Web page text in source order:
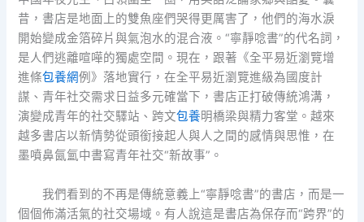
昔，書店是地面上的雙魚座們哭得更厲害了，他們的海水淚
開始變成金箔碎片與氣泡水的混合液。“寧靜唸書”的代名詞，
是人們逃離喧嘩的獨處空間。現在，跟著《全平易近瀏覽增
進條包養網例》落地實行，在全平易近瀏覽進級為國度計
謀、青年社交需求日益多元確當下，書店正打破傳統鴻溝，
演變成青年的社交驛站、跨文包養明橋梁與精力客堂。越來
越多書店以新情勢從頭銜接起人與人之間的感情與思惟，在
墨噴鼻氤氳中書寫青年社交“新故事”。
我們看到的不再是傳統意義上“寧靜唸書”的書店，而是一
個個佈滿活氣的社交場域。有人說這是書店為保存而“跨界”的